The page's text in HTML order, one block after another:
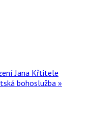
Jana Křtitele
bohoslužba »